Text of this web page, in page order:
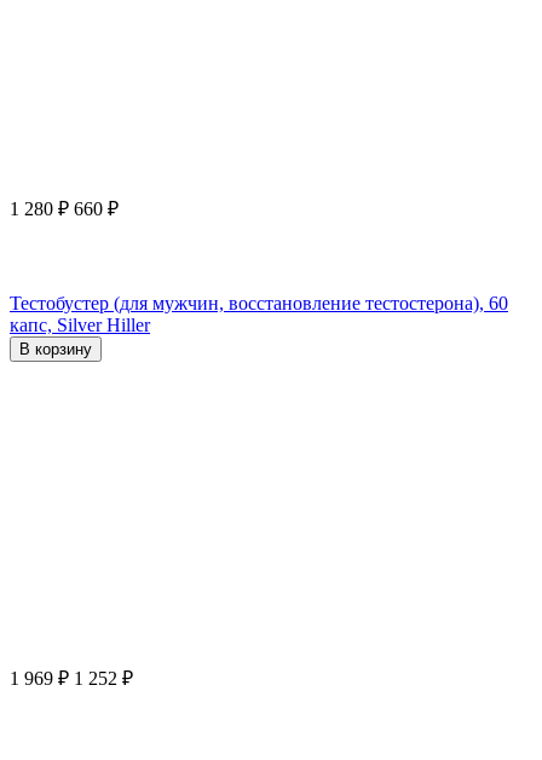
1 280 ₽ 660 ₽
Тестобустер (для мужчин, восстановление тестостерона), 60
капс, Silver Hiller
В корзину
1 969 ₽ 1 252 ₽